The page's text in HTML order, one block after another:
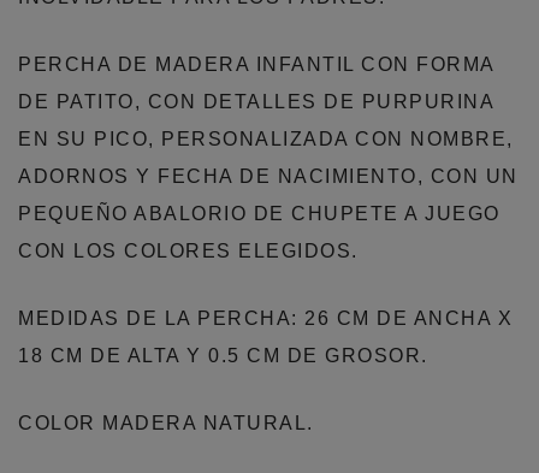
PERCHA DE MADERA INFANTIL CON FORMA
DE PATITO, CON DETALLES DE PURPURINA
EN SU PICO, PERSONALIZADA CON NOMBRE,
ADORNOS Y FECHA DE NACIMIENTO, CON UN
PEQUEÑO ABALORIO DE CHUPETE A JUEGO
CON LOS COLORES ELEGIDOS.
MEDIDAS DE LA PERCHA: 26 CM DE ANCHA X
18 CM DE ALTA Y 0.5 CM DE GROSOR.
COLOR MADERA NATURAL.